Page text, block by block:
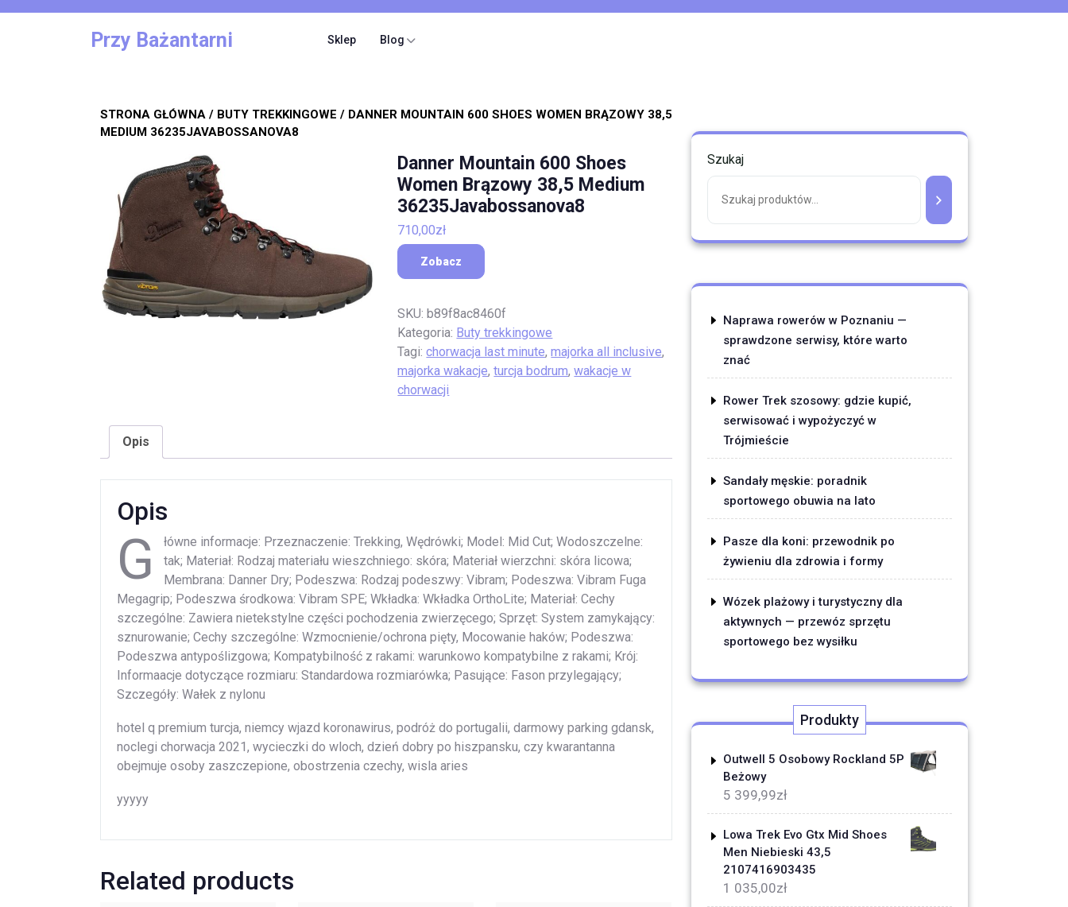
Przy Bażantarni Sklep Blog
STRONA GŁÓWNA / BUTY TREKKINGOWE / DANNER MOUNTAIN 600 SHOES WOMEN BRĄZOWY 38,5
MEDIUM 36235JAVABOSSANOVA8
Danner Mountain 600 Shoes
Women Brązowy 38,5 Medium
36235Javabossanova8
710,00zł
Zobacz
SKU:b89f8ac8460f
Kategoria: Buty trekkingowe
Tagi:chorwacja last minute,majorka all inclusive,
majorka wakacje,turcja bodrum,wakacje w
chorwacji
Opis
Opis
G
łówne informacje: Przeznaczenie: Trekking, Wędrówki; Model: Mid Cut; Wodoszczelne:
tak; Materiał: Rodzaj materiału wieszchniego: skóra; Materiał wierzchni: skóra licowa;
Membrana: Danner Dry; Podeszwa: Rodzaj podeszwy: Vibram; Podeszwa: Vibram Fuga
Megagrip; Podeszwa środkowa: Vibram SPE; Wkładka: Wkładka OrthoLite; Materiał: Cechy
szczególne: Zawiera nietekstylne części pochodzenia zwierzęcego; Sprzęt: System zamykający:
sznurowanie; Cechy szczególne: Wzmocnienie/ochrona pięty, Mocowanie haków; Podeszwa:
Podeszwa antypoślizgowa; Kompatybilność z rakami: warunkowo kompatybilne z rakami; Krój:
Informaacje dotyczące rozmiaru: Standardowa rozmiarówka; Pasujące: Fason przylegający;
Szczegóły: Wałek z nylonu
hotel q premium turcja, niemcy wjazd koronawirus, podróż do portugalii, darmowy parking gdansk,
noclegi chorwacja 2021, wycieczki do wloch, dzień dobry po hiszpansku, czy kwarantanna
obejmuje osoby zaszczepione, obostrzenia czechy, wisla aries
yyyyy
Related products
Szukaj
Naprawa rowerów w Poznaniu —
sprawdzone serwisy, które warto
znać
Rower Trek szosowy: gdzie kupić,
serwisować i wypożyczyć w
Trójmieście
Sandały męskie: poradnik
sportowego obuwia na lato
Pasze dla koni: przewodnik po
żywieniu dla zdrowia i formy
Wózek plażowy i turystyczny dla
aktywnych — przewóz sprzętu
sportowego bez wysiłku
Produkty
Outwell 5 Osobowy Rockland 5P
Beżowy
5 399,99zł
Lowa Trek Evo Gtx Mid Shoes
Men Niebieski 43,5
2107416903435
1 035,00zł